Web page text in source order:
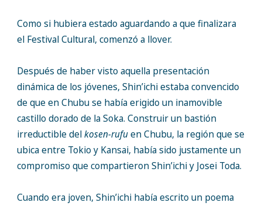
Como si hubiera estado aguardando a que finalizara
el Festival Cultural, comenzó a llover.
Después de haber visto aquella presentación
dinámica de los jóvenes, Shin’ichi estaba convencido
de que en Chubu se había erigido un inamovible
castillo dorado de la Soka. Construir un bastión
irreductible delkosen-rufuen Chubu, la región que se
ubica entre Tokio y Kansai, había sido justamente un
compromiso que compartieron Shin’ichi y Josei Toda.
Cuando era joven, Shin’ichi había escrito un poema